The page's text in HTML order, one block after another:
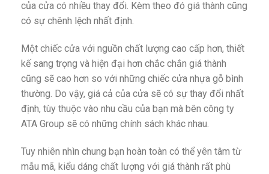
của cửa có nhiều thay đổi. Kèm theo đó giá thành cũng
có sự chênh lệch nhất định.
Một chiếc cửa với nguồn chất lượng cao cấp hơn, thiết
kế sang trọng và hiện đại hơn chắc chắn giá thành
cũng sẽ cao hơn so với những chiếc cửa nhựa gỗ bình
thường. Do vậy, giá cả của cửa sẽ có sự thay đổi nhất
định, tùy thuộc vào nhu cầu của bạn mà bên công ty
ATA Group sẽ có những chính sách khác nhau.
Tuy nhiên nhìn chung bạn hoàn toàn có thể yên tâm từ
mẫu mã, kiểu dáng chất lượng với giá thành rất phù